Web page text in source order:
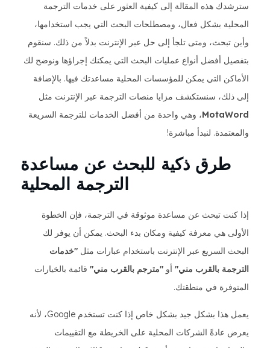
سترشدك هذه المقالة إلى كيفية العثور على خدمات الترجمة
المحلية بشكل فعال، ومصطلحات البحث التي يجب استخدامها،
وأين تبحث، ومتى تلجأ إلى حل عبر الإنترنت بدلاً من ذلك. سنقوم
بتفصيل أفضل أنواع عمليات البحث التي يمكنك إجراؤها ونوضح لك
الأماكن التي يمكن للمؤسسات المحلية مساعدتك فيها. بالإضافة
إلى ذلك، سنستكشف مزايا منصات الترجمة عبر الإنترنت مثل
MotaWord، وهي واحدة من أفضل الخدمات للترجمة السريعة
والمعتمدة. لنبدأ مباشرة!
طرق ذكية للبحث عن مساعدة
الترجمة المحلية
إذا كنت تبحث عن مساعدة موثوقة في الترجمة، فإن الخطوة
الأولى هي معرفة كيفية ومكان بدء البحث. يمكن أن يوفر لك
البحث السريع عبر الإنترنت باستخدام عبارات مثل "خدمات
الترجمة بالقرب مني"أو "مترجم بالقرب مني"قائمة بالخيارات
المتوفرة في منطقتك.
يعمل هذا بشكل جيد بشكل خاص إذا كنت تستخدم Google، لأنه
يعرض عادةً الشركات المحلية على الخريطة مع التقييمات